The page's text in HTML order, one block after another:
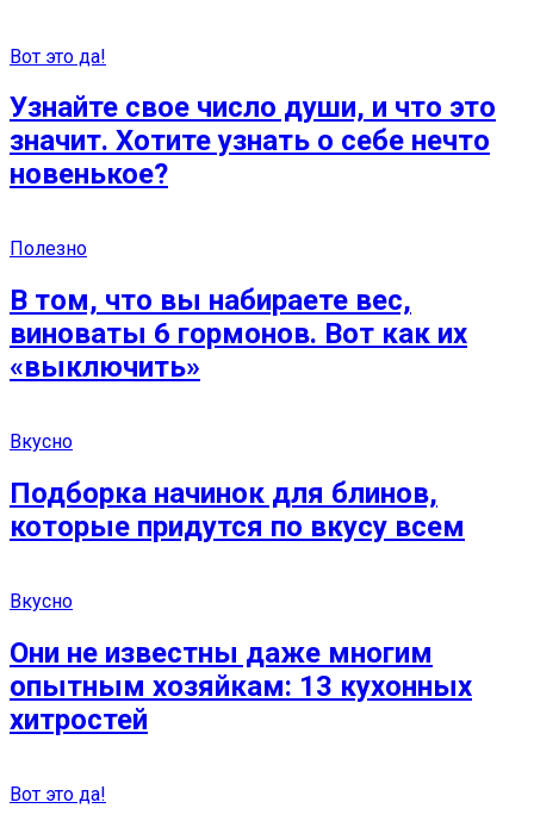
Вот это да!
Узнайте свое число души, и что это
значит. Хотите узнать о себе нечто
новенькое?
Полезно
В том, что вы набираете вес,
виноваты 6 гормонов. Вот как их
«выключить»
Вкусно
Подборка начинок для блинов,
которые придутся по вкусу всем
Вкусно
Они не известны даже многим
опытным хозяйкам: 13 кухонных
хитростей
Вот это да!